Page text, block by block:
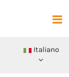
Italiano